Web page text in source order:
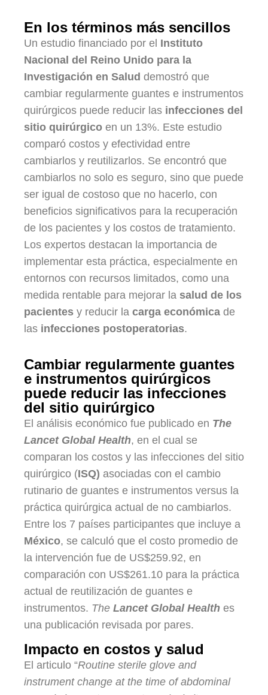
En los términos más sencillos
Un estudio financiado por el Instituto
Nacional del Reino Unido para la
Investigación en Salud demostró que
cambiar regularmente guantes e instrumentos
quirúrgicos puede reducir las infecciones del
sitio quirúrgico en un 13%. Este estudio
comparó costos y efectividad entre
cambiarlos y reutilizarlos. Se encontró que
cambiarlos no solo es seguro, sino que puede
ser igual de costoso que no hacerlo, con
beneficios significativos para la recuperación
de los pacientes y los costos de tratamiento.
Los expertos destacan la importancia de
implementar esta práctica, especialmente en
entornos con recursos limitados, como una
medida rentable para mejorar la salud de los
pacientes y reducir la carga económica de
las infecciones postoperatorias.
Cambiar regularmente guantes
e instrumentos quirúrgicos
puede reducir las infecciones
del sitio quirúrgico
El análisis económico fue publicado en The
Lancet Global Health, en el cual se
comparan los costos y las infecciones del sitio
quirúrgico (ISQ) asociadas con el cambio
rutinario de guantes e instrumentos versus la
práctica quirúrgica actual de no cambiarlos.
Entre los 7 países participantes que incluye a
México, se calculó que el costo promedio de
la intervención fue de US$259.92, en
comparación con US$261.10 para la práctica
actual de reutilización de guantes e
instrumentos. The Lancet Global Health es
una publicación revisada por pares.
Impacto en costos y salud
El articulo “Routine sterile glove and
instrument change at the time of abdominal